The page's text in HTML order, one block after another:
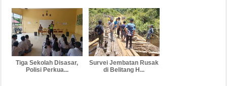
Tiga Sekolah Disasar,
Polisi Perkua...
Survei Jembatan Rusak
di Belitang H...